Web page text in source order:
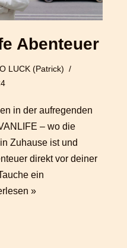
Abenteuer
LUCK (Patrick)
in der aufregenden
– wo die
Zuhause ist und
direkt vor deiner
ein
»